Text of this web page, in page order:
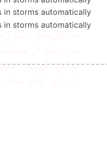
تماس بگیرید،